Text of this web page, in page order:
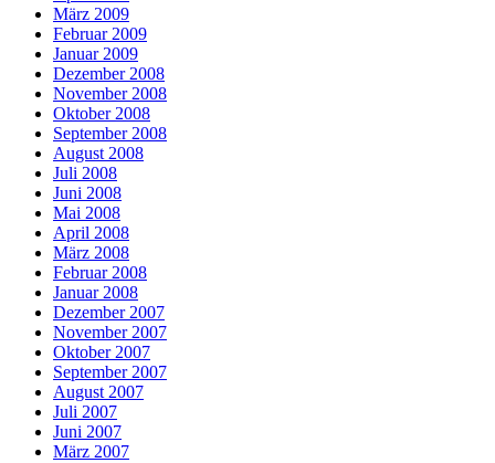
März 2009
Februar 2009
Januar 2009
Dezember 2008
November 2008
Oktober 2008
September 2008
August 2008
Juli 2008
Juni 2008
Mai 2008
April 2008
März 2008
Februar 2008
Januar 2008
Dezember 2007
November 2007
Oktober 2007
September 2007
August 2007
Juli 2007
Juni 2007
März 2007